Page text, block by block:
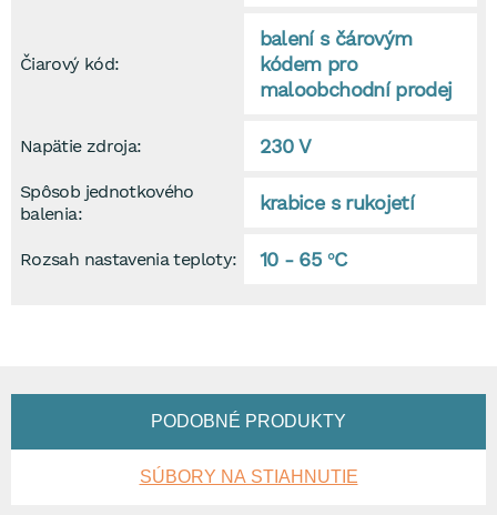
Čiarový kód:
balení s čárovým
kódem pro
maloobchodní prodej
Napätie zdroja: 230 V
Spôsob jednotkového
balenia:
krabice s rukojetí
Rozsah nastavenia teploty: 10 - 65 °C
PODOBNÉ PRODUKTY
SÚBORY NA STIAHNUTIE